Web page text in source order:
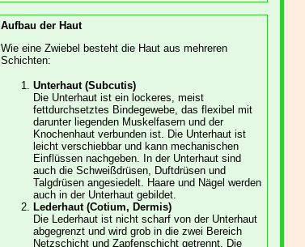
Aufbau der Haut
Wie eine Zwiebel besteht die Haut aus mehreren
Schichten:
Unterhaut (Subcutis)
Die Unterhaut ist ein lockeres, meist
fettdurchsetztes Bindegewebe, das flexibel mit
darunter liegenden Muskelfasern und der
Knochenhaut verbunden ist. Die Unterhaut ist
leicht verschiebbar und kann mechanischen
Einflüssen nachgeben. In der Unterhaut sind
auch die Schweißdrüsen, Duftdrüsen und
Talgdrüsen angesiedelt. Haare und Nägel werden
auch in der Unterhaut gebildet.
Lederhaut (Cotium, Dermis)
Die Lederhaut ist nicht scharf von der Unterhaut
abgegrenzt und wird grob in die zwei Bereich
Netzschicht und Zapfenschicht getrennt. Die